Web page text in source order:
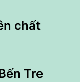
chất
Tre